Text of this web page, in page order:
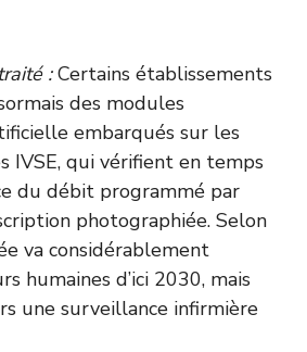
:Certains établissements
des modules
embarqués sur les
IVSE, qui vérifient en temps
du débit programmé par
photographiée. Selon
va considérablement
humaines d’ici 2030, mais
une surveillance infirmière